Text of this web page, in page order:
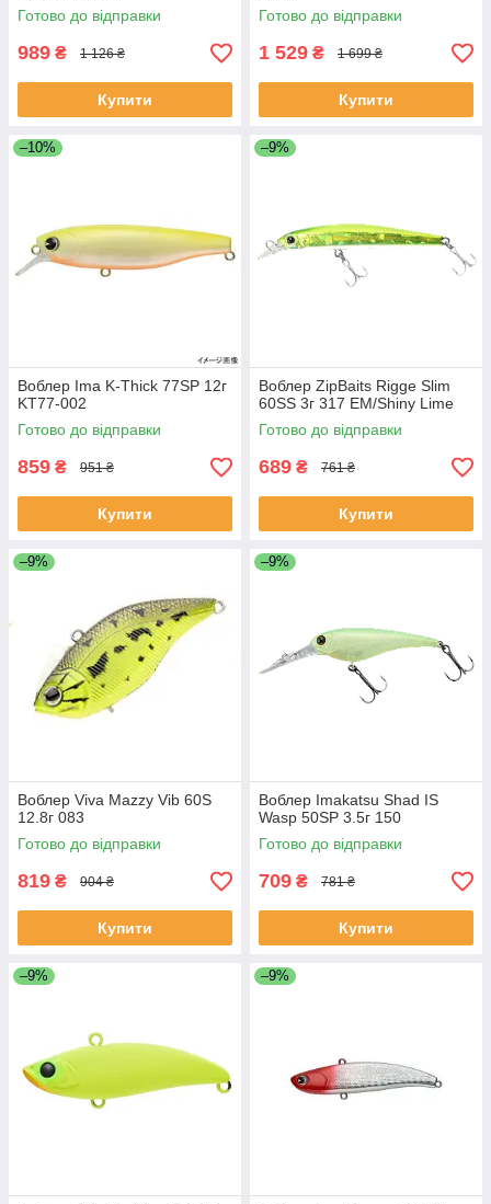
Готово до відправки
989 ₴ 1 126 ₴
Купити
Готово до відправки
1 529 ₴ 1 699 ₴
Купити
–10%
Воблер Ima K-Thick 77SP 12г
KT77-002
Готово до відправки
859 ₴ 951 ₴
Купити
–9%
Воблер ZipBaits Rigge Slim
60SS 3г 317 EM/Shiny Lime
Готово до відправки
689 ₴ 761 ₴
Купити
–9%
Воблер Viva Mazzy Vib 60S
12.8г 083
Готово до відправки
819 ₴ 904 ₴
Купити
–9%
Воблер Imakatsu Shad IS
Wasp 50SP 3.5г 150
Готово до відправки
709 ₴ 781 ₴
Купити
–9% –9%